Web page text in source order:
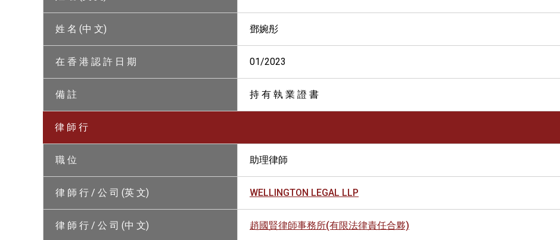
姓 名 (中 文) 鄧婉彤
在 香 港 認 許 日 期 01/2023
備 註 持 有 執 業 證 書
律 師 行
職 位 助理律師
律 師 行 / 公 司 (英 文) WELLINGTON LEGAL LLP
律 師 行 / 公 司 (中 文) 趙國賢律師事務所(有限法律責任合夥)